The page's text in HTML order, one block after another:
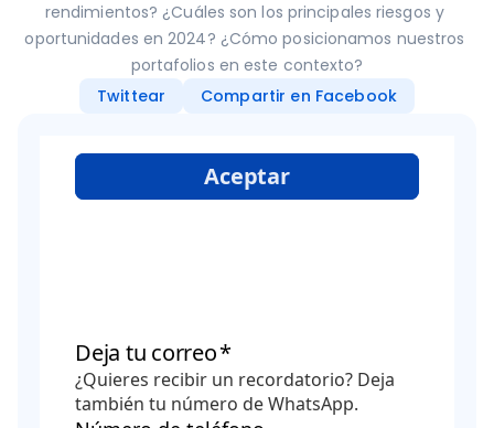
rendimientos? ¿Cuáles son los principales riesgos y
oportunidades en 2024? ¿Cómo posicionamos nuestros
portafolios en este contexto?
Twittear
Compartir en Facebook